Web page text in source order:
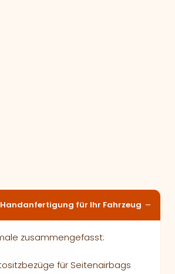
für Ihr Fahrzeug
zusammengefasst:
für Seitenairbags